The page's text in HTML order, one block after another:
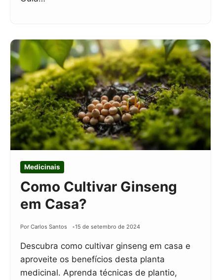
Medicinais
Como Cultivar Ginseng
em Casa?
Por Carlos Santos 15 de setembro de 2024
Descubra como cultivar ginseng em casa e
aproveite os benefícios desta planta
medicinal. Aprenda técnicas de plantio,